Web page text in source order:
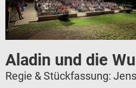
Aladin und die
Regie & Stückfassung: